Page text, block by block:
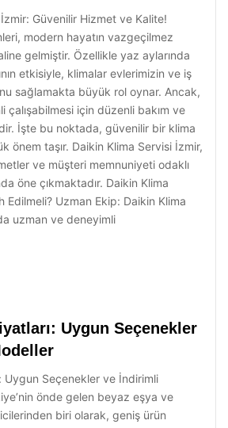
Güvenilir Hizmet ve Kalite!
modern hayatın vazgeçilmez
gelmiştir. Özellikle yaz aylarında
etkisiyle, klimalar evlerimizin ve iş
sağlamakta büyük rol oynar. Ancak,
çalışabilmesi için düzenli bakım ve
İşte bu noktada, güvenilir bir klima
önem taşır. Daikin Klima Servisi İzmir,
ve müşteri memnuniyeti odaklı
öne çıkmaktadır. Daikin Klima
Edilmeli? Uzman Ekip: Daikin Klima
uzman ve deneyimli
Uygun Seçenekler
Uygun Seçenekler ve İndirimli
önde gelen beyaz eşya ve
biri olarak, geniş ürün